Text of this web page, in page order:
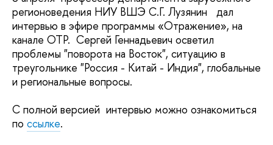
регионоведения НИУ ВШЭ С.Г. Лузянин дал
интервью в эфире программы «Отражение», на
канале ОТР. Сергей Геннадьевич осветил
проблемы "поворота на Восток", ситуацию в
треугольнике "Россия - Китай - Индия", глобальные
и региональные вопросы.
С полной версией интервью можно ознакомиться
по ссылке.